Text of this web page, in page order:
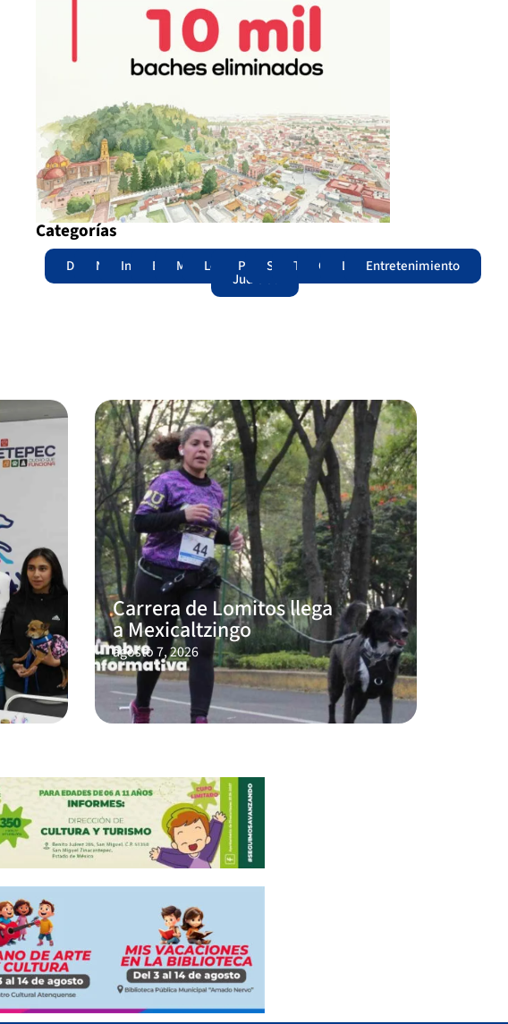
Categorías
Destacadas
NacionalInternacional
EdomexMunicipiosLegislatura
Poder
Judicial
SeguridadTrámites
OpiniónLomitosEntretenimiento
Carrera de Lomitos llega
a Mexicaltzingo
agosto 7, 2026